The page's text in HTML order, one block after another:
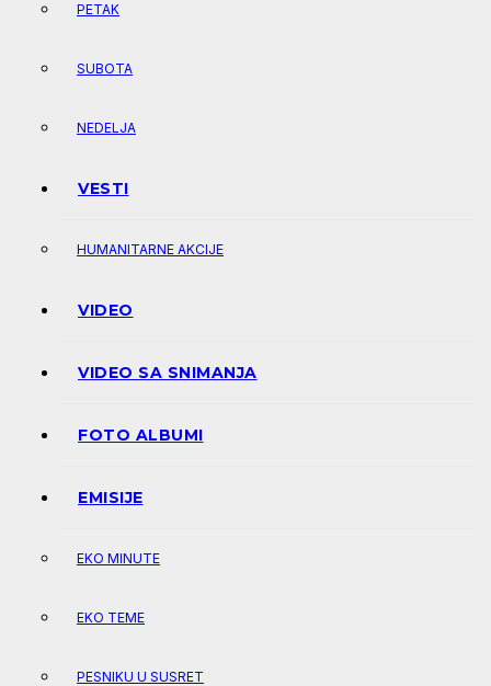
PETAK
SUBOTA
NEDELJA
VESTI
HUMANITARNE AKCIJE
VIDEO
VIDEO SA SNIMANJA
FOTO ALBUMI
EMISIJE
EKO MINUTE
EKO TEME
PESNIKU U SUSRET